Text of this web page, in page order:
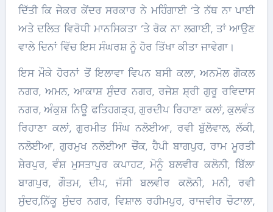
ਦਿੱਤੀ ਕਿ ਜੇਕਰ ਕੇਂਦਰ ਸਰਕਾਰ ਨੇ ਮਹਿੰਗਾਈ ‘ਤੇ ਨੱਥ ਨਾ ਪਾਈ
ਅਤੇ ਦਲਿਤ ਵਿਰੋਧੀ ਮਾਨਸਿਕਤਾ ‘ਤੇ ਰੋਕ ਨਾ ਲਗਾਈ, ਤਾਂ ਆਉਣ
ਵਾਲੇ ਦਿਨਾਂ ਵਿੱਚ ਇਸ ਸੰਘਰਸ਼ ਨੂੰ ਹੋਰ ਤਿੱਖਾ ਕੀਤਾ ਜਾਵੇਗਾ।
ਇਸ ਮੌਕੇ ਹੋਰਨਾਂ ਤੋਂ ਇਲਾਵਾ ਵਿਪਨ ਬਸੀ ਕਲਾ, ਅਨਮੋਲ ਗੋਕਲ
ਨਗਰ, ਅਮਨ, ਆਕਾਸ਼ ਸੁੰਦਰ ਨਗਰ, ਰਜੇਸ਼ ਸ਼੍ਰੀ ਗੁਰੂ ਰਵਿਦਾਸ
ਨਗਰ, ਅੰਕੁਸ਼ ਨਿਊ ਫਤਿਹਗੜ੍ਹ, ਗੁਰਦੀਪ ਰਿਹਾਣਾ ਕਲਾਂ, ਕੁਲਵੰਤ
ਰਿਹਾਣਾ ਕਲਾਂ, ਗੁਰਮੀਤ ਸਿੰਘ ਨਲੋਈਆ, ਰਵੀ ਬੁੱਲੋਵਾਲ, ਲੱਕੀ,
ਨਲੋਈਆ, ਗੁਰਮੁਖ ਨਲੋਈਆ ਚੌਂਕ, ਹੈਪੀ ਬਾਗਪੁਰ, ਰਾਮ ਮੂਰਤੀ
ਸ਼ੇਰਪੁਰ, ਵੰਸ਼ ਮੁਸਤਾਪੁਰ ਕਪਾਹਟ, ਮੋਨੂੰ ਬਲਵੀਰ ਕਲੋਨੀ, ਬਿੱਲਾ
ਬਾਗਪੁਰ, ਗੌਤਮ, ਦੀਪ, ਜੱਸੀ ਬਲਵੀਰ ਕਲੋਨੀ, ਮਨੀ, ਰਵੀ
ਸੁੰਦਰ,ਨਿੱਕੂ ਸੁੰਦਰ ਨਗਰ, ਵਿਸ਼ਾਲ ਰਹੀਮਪੁਰ, ਰਾਜਵੀਰ ਚੌਟਾਲਾ,